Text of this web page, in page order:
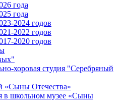
года
года
2024 годов
2022 годов
2020 годов
хоровая студия "Серебряный
«Сыны Отечества»
в школьном музее «Сыны